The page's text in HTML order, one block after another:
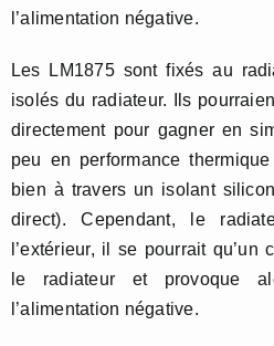
l’alimentation négative.
Les LM1875 sont fixés au
isolés du radiateur. Ils
directement pour gagner en
peu en performance
bien à travers un isolant
direct). Cependant, le
l’extérieur, il se pourrait
le radiateur et provoque
l’alimentation négative.